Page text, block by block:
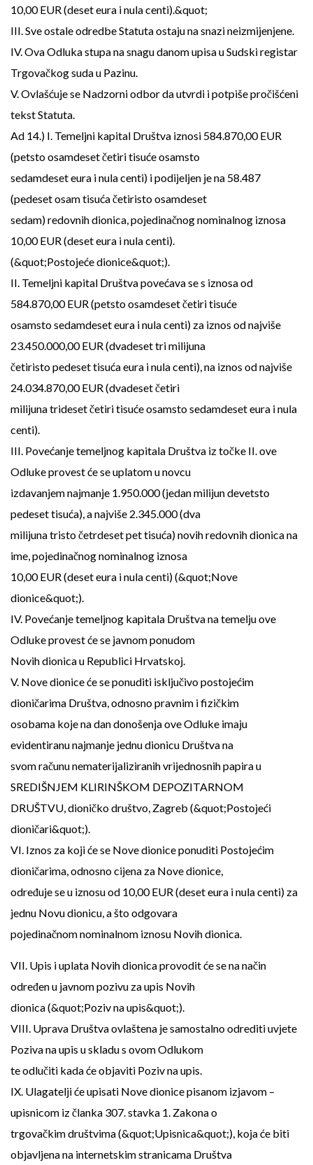
10,00 EUR (deset eura i nula centi).&quot;
III. Sve ostale odredbe Statuta ostaju na snazi neizmijenjene.
IV. Ova Odluka stupa na snagu danom upisa u Sudski registar
Trgovačkog suda u Pazinu.
V. Ovlašćuje se Nadzorni odbor da utvrdi i potpiše pročišćeni
tekst Statuta.
Ad 14.) I. Temeljni kapital Društva iznosi 584.870,00 EUR
(petsto osamdeset četiri tisuće osamsto
sedamdeset eura i nula centi) i podijeljen je na 58.487
(pedeset osam tisuća četiristo osamdeset
sedam) redovnih dionica, pojedinačnog nominalnog iznosa
10,00 EUR (deset eura i nula centi).
(&quot;Postojeće dionice&quot;).
II. Temeljni kapital Društva povećava se s iznosa od
584.870,00 EUR (petsto osamdeset četiri tisuće
osamsto sedamdeset eura i nula centi) za iznos od najviše
23.450.000,00 EUR (dvadeset tri milijuna
četiristo pedeset tisuća eura i nula centi), na iznos od najviše
24.034.870,00 EUR (dvadeset četiri
milijuna trideset četiri tisuće osamsto sedamdeset eura i nula
centi).
III. Povećanje temeljnog kapitala Društva iz točke II. ove
Odluke provest će se uplatom u novcu
izdavanjem najmanje 1.950.000 (jedan milijun devetsto
pedeset tisuća), a najviše 2.345.000 (dva
milijuna tristo četrdeset pet tisuća) novih redovnih dionica na
ime, pojedinačnog nominalnog iznosa
10,00 EUR (deset eura i nula centi) (&quot;Nove
dionice&quot;).
IV. Povećanje temeljnog kapitala Društva na temelju ove
Odluke provest će se javnom ponudom
Novih dionica u Republici Hrvatskoj.
V. Nove dionice će se ponuditi isključivo postojećim
dioničarima Društva, odnosno pravnim i fizičkim
osobama koje na dan donošenja ove Odluke imaju
evidentiranu najmanje jednu dionicu Društva na
svom računu nematerijaliziranih vrijednosnih papira u
SREDIŠNJEM KLIRINŠKOM DEPOZITARNOM
DRUŠTVU, dioničko društvo, Zagreb (&quot;Postojeći
dioničari&quot;).
VI. Iznos za koji će se Nove dionice ponuditi Postojećim
dioničarima, odnosno cijena za Nove dionice,
određuje se u iznosu od 10,00 EUR (deset eura i nula centi) za
jednu Novu dionicu, a što odgovara
pojedinačnom nominalnom iznosu Novih dionica.
VII. Upis i uplata Novih dionica provodit će se na način
određen u javnom pozivu za upis Novih
dionica (&quot;Poziv na upis&quot;).
VIII. Uprava Društva ovlaštena je samostalno odrediti uvjete
Poziva na upis u skladu s ovom Odlukom
te odlučiti kada će objaviti Poziv na upis.
IX. Ulagatelji će upisati Nove dionice pisanom izjavom –
upisnicom iz članka 307. stavka 1. Zakona o
trgovačkim društvima (&quot;Upisnica&quot;), koja će biti
objavljena na internetskim stranicama Društva